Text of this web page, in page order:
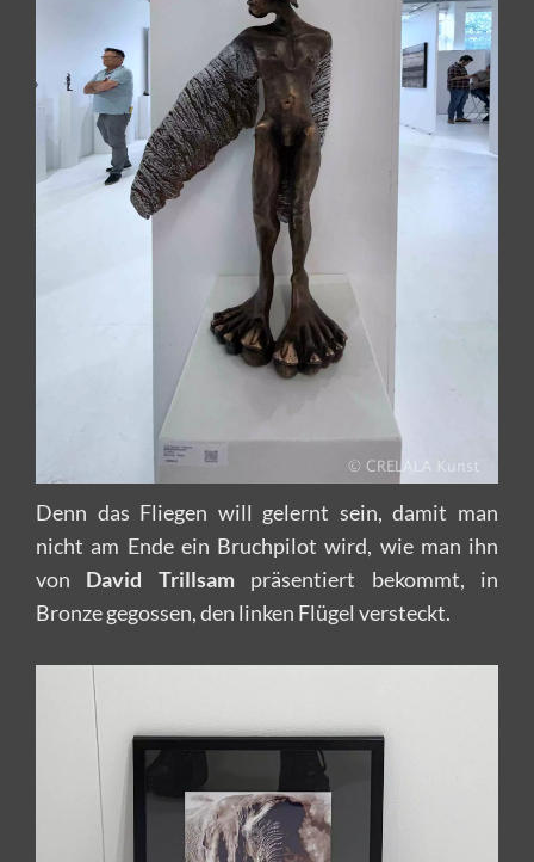
Denn das Fliegen will gelernt sein, damit man
nicht am Ende ein Bruchpilot wird, wie man ihn
von David Trillsampräsentiert bekommt, in
Bronze gegossen, den linken Flügel versteckt.